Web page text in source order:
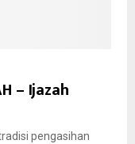
– Ijazah
pengasihan